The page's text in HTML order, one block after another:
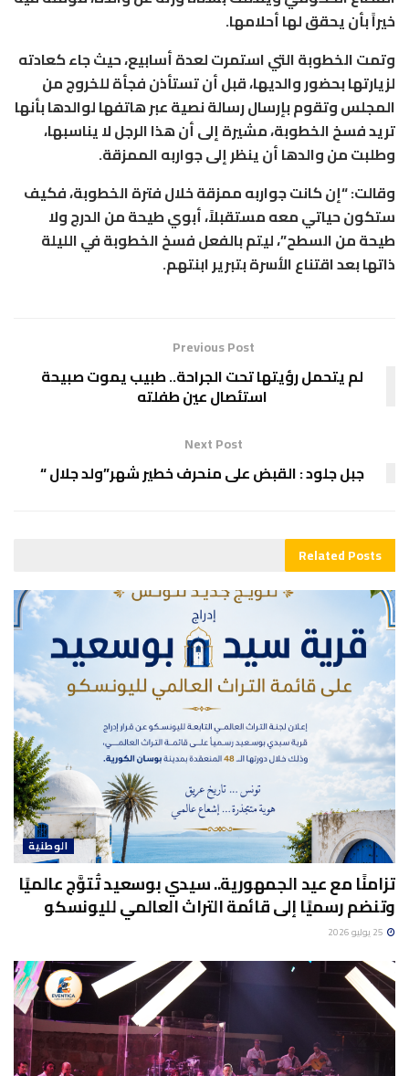
خيراً بأن يحقق لها أحلامها.
وتمت الخطوبة التي استمرت لعدة أسابيع، حيث جاء كعادته
لزيارتها بحضور والديها، قبل أن تستأذن فجأة للخروج من
المجلس وتقوم بإرسال رسالة نصية عبر هاتفها لوالدها بأنها
تريد فسخ الخطوبة، مشيرة إلى أن هذا الرجل لا يناسبها،
وطلبت من والدها أن ينظر إلى جواربه الممزقة.
وقالت: “إن كانت جواربه ممزقة خلال فترة الخطوبة، فكيف
ستكون حياتي معه مستقبلاً، أبوي طيحة من الدرج ولا
طيحة من السطح”، ليتم بالفعل فسخ الخطوبة في الليلة
ذاتها بعد اقتناع الأسرة بتبرير ابنتهم.
Previous Post
لم يتحمل رؤيتها تحت الجراحة.. طبيب يموت صبيحة
استئصال عين طفلته
Next Post
جبل جلود : القبض على منحرف خطير شهر”ولد جلال “
RelatedPosts
الوطنية
تزامنًا مع عيد الجمهورية.. سيدي بوسعيد تُتوَّج عالميًا
وتنضم رسميًا إلى قائمة التراث العالمي لليونسكو